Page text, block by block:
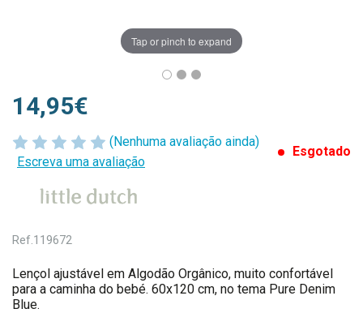
Tap or pinch to expand
(Nenhuma avaliação ainda)
Escreva uma avaliação
Esgotado
14,95€
Ref.119672
Lençol ajustável em Algodão Orgânico, muito confortável
para a caminha do bebé. 60x120 cm, no tema Pure Denim
Blue.